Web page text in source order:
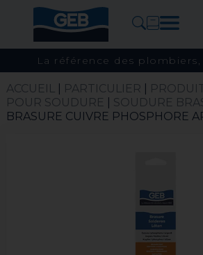
La référence des plombiers,
ACCUEIL| PARTICULIER
POUR SOUDURE
SOUDURE
BRASURE CUIVRE PHOSPHORE